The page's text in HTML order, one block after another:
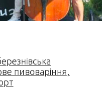
пивоваріння,